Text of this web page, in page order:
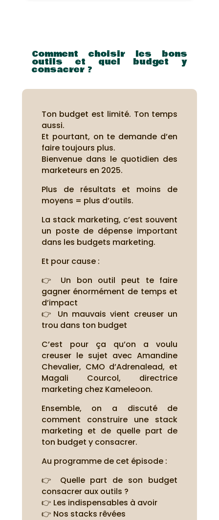
Comment choisir les bons
outils et quel budget y
consacrer ?
Ton budget est limité. Ton temps
aussi.
Et pourtant, on te demande d’en
faire toujours plus.
Bienvenue dans le quotidien des
marketeurs en 2025.
Plus de résultats et moins de
moyens = plus d’outils.
La stack marketing, c’est souvent
un poste de dépense important
dans les budgets marketing.
Et pour cause :
👉 Un bon outil peut te faire
gagner énormément de temps et
d’impact
👉 Un mauvais vient creuser un
trou dans ton budget
C’est pour ça qu’on a voulu
creuser le sujet avec Amandine
Chevalier, CMO d’Adrenalead, et
Magali Courcol, directrice
marketing chez Kameleoon.
Ensemble, on a discuté de
comment construire une stack
marketing et de quelle part de
ton budget y consacrer.
Au programme de cet épisode :
👉 Quelle part de son budget
consacrer aux outils ?
👉 Les indispensables à avoir
👉 Nos stacks rêvées